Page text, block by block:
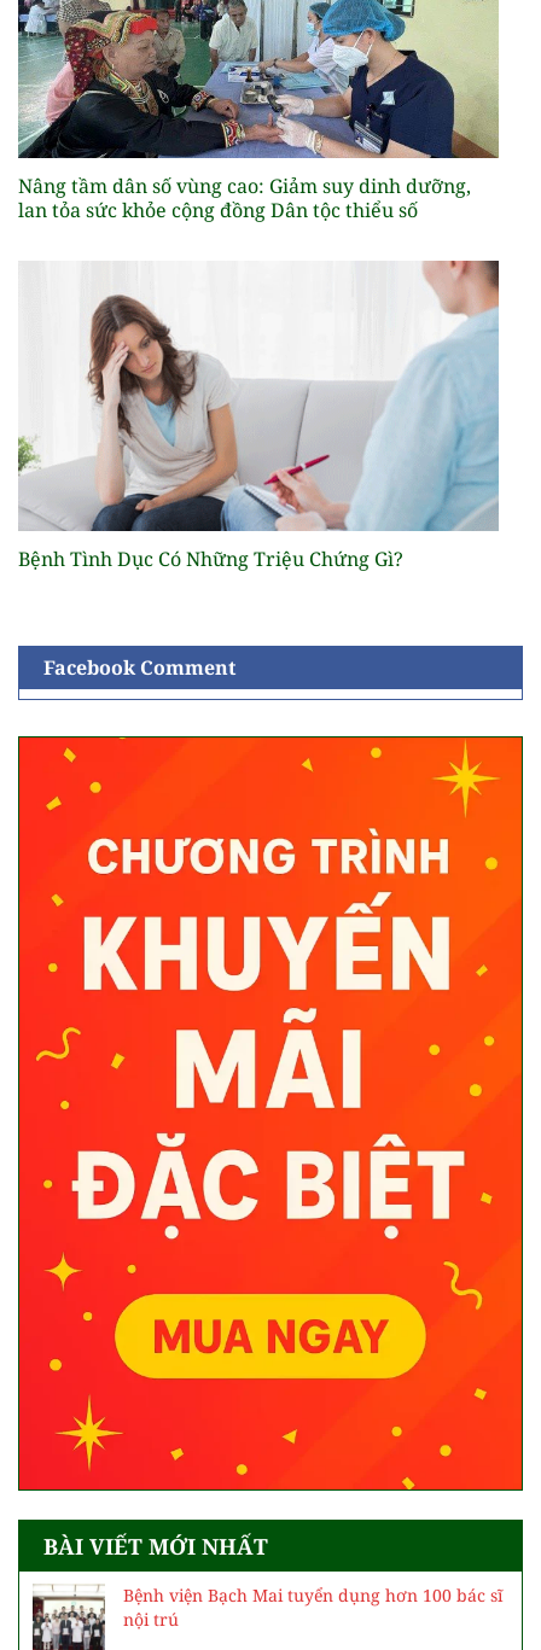
Nâng tầm dân số vùng cao: Giảm suy dinh dưỡng,
lan tỏa sức khỏe cộng đồng Dân tộc thiểu số
Bệnh Tình Dục Có Những Triệu Chứng Gì?
Facebook Comment
BÀI VIẾT MỚI NHẤT
Bệnh viện Bạch Mai tuyển dụng hơn 100 bác sĩ
nội trú